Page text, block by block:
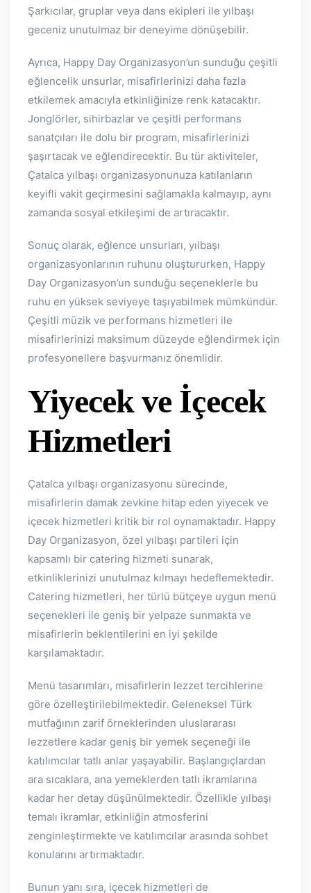
Şarkıcılar, gruplar veya dans ekipleri ile yılbaşı
geceniz unutulmaz bir deneyime dönüşebilir.
Ayrıca, Happy Day Organizasyon’un sunduğu çeşitli
eğlencelik unsurlar, misafirlerinizi daha fazla
etkilemek amacıyla etkinliğinize renk katacaktır.
Jonglörler, sihirbazlar ve çeşitli performans
sanatçıları ile dolu bir program, misafirlerinizi
şaşırtacak ve eğlendirecektir. Bu tür aktiviteler,
Çatalca yılbaşı organizasyonunuza katılanların
keyifli vakit geçirmesini sağlamakla kalmayıp, aynı
zamanda sosyal etkileşimi de artıracaktır.
Sonuç olarak, eğlence unsurları, yılbaşı
organizasyonlarının ruhunu oluştururken, Happy
Day Organizasyon’un sunduğu seçeneklerle bu
ruhu en yüksek seviyeye taşıyabilmek mümkündür.
Çeşitli müzik ve performans hizmetleri ile
misafirlerinizi maksimum düzeyde eğlendirmek için
profesyonellere başvurmanız önemlidir.
Yiyecek ve İçecek
Hizmetleri
Çatalca yılbaşı organizasyonu sürecinde,
misafirlerin damak zevkine hitap eden yiyecek ve
içecek hizmetleri kritik bir rol oynamaktadır. Happy
Day Organizasyon, özel yılbaşı partileri için
kapsamlı bir catering hizmeti sunarak,
etkinliklerinizi unutulmaz kılmayı hedeflemektedir.
Catering hizmetleri, her türlü bütçeye uygun menü
seçenekleri ile geniş bir yelpaze sunmakta ve
misafirlerin beklentilerini en iyi şekilde
karşılamaktadır.
Menü tasarımları, misafirlerin lezzet tercihlerine
göre özelleştirilebilmektedir. Geleneksel Türk
mutfağının zarif örneklerinden uluslararası
lezzetlere kadar geniş bir yemek seçeneği ile
katılımcılar tatlı anlar yaşayabilir. Başlangıçlardan
ara sıcaklara, ana yemeklerden tatlı ikramlarına
kadar her detay düşünülmektedir. Özellikle yılbaşı
temalı ikramlar, etkinliğin atmosferini
zenginleştirmekte ve katılımcılar arasında sohbet
konularını artırmaktadır.
Bunun yanı sıra, içecek hizmetleri de